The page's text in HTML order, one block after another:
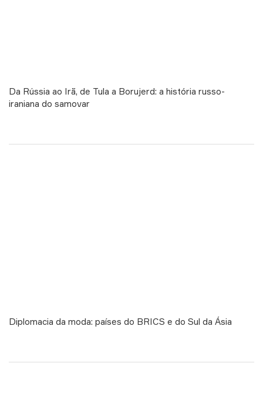
Da Rússia ao Irã, de Tula a Borujerd: a história russo-
iraniana do samovar
Diplomacia da moda: países do BRICS e do Sul da Ásia